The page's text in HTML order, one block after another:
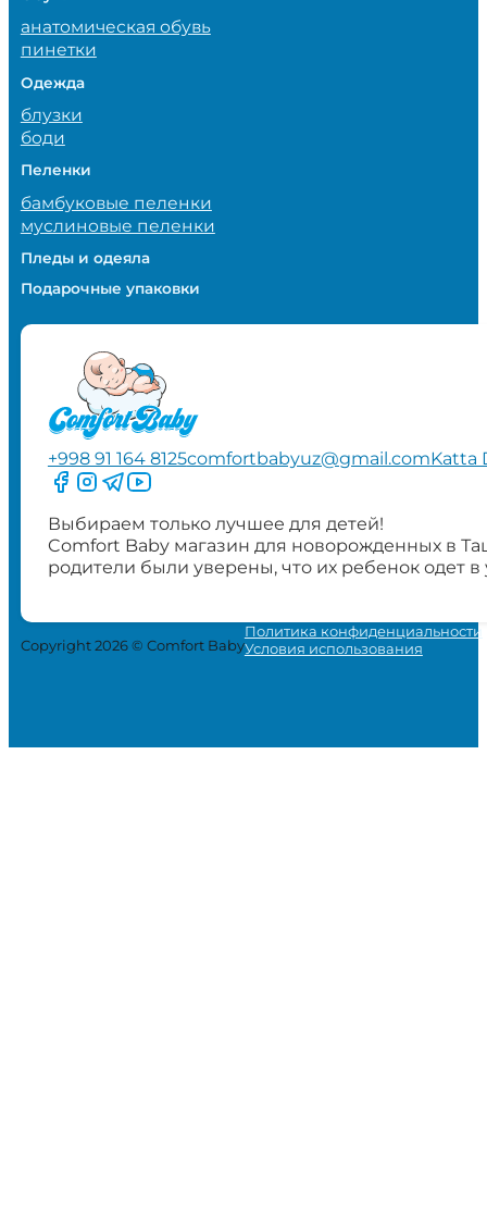
анатомическая обувь
пинетки
Одежда
блузки
боди
Пеленки
бамбуковые пеленки
муслиновые пеленки
Пледы и одеяла
Подарочные упаковки
+998 91 164 8125comfortbabyuz@gmail.comKatta
Следите за нами на Facebook
Следите за нами в Instagram
Следите за нами в Telegram
Следите за нами в YouTube
Выбираем только лучшее для детей!
Comfort Baby магазин для новорожденных в
родители были уверены, что их ребенок одет
Copyright 2026 © Comfort Baby
Политика конфиденциальности
Условия использования